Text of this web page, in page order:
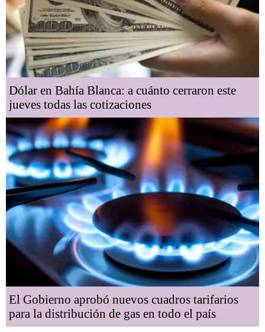
Dólar en Bahía Blanca: a cuánto cerraron este
jueves todas las cotizaciones
El Gobierno aprobó nuevos cuadros tarifarios
para la distribución de gas en todo el país